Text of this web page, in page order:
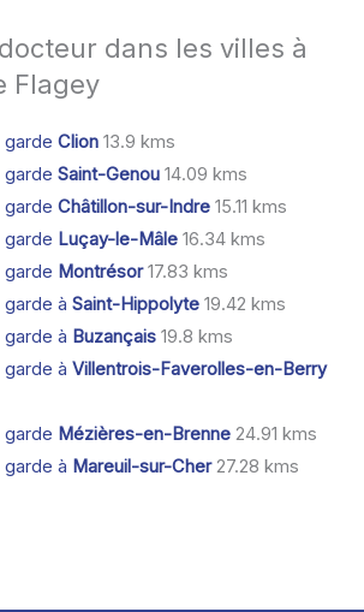
dans les villes à
Flagey
garde Clion13.9 kms
garde Saint-Genou14.09 kms
garde Châtillon-sur-Indre15.11 kms
garde Luçay-le-Mâle16.34 kms
garde Montrésor17.83 kms
à Saint-Hippolyte19.42 kms
à Buzançais19.8 kms
à Villentrois-Faverolles-en-Berry
garde Mézières-en-Brenne24.91 kms
à Mareuil-sur-Cher27.28 kms